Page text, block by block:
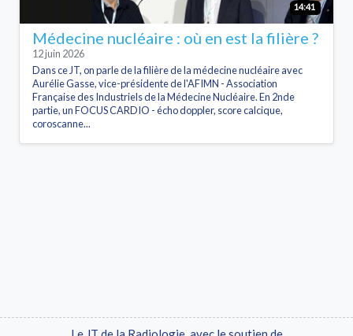
14:41
Médecine nucléaire : où en est la filière ?
12 juin 2026
Dans ce JT, on parle de la filière de la médecine nucléaire avec
Aurélie Gasse, vice-présidente de l'AFIMN - Association
Française des Industriels de la Médecine Nucléaire. En 2nde
partie, un FOCUS CARDIO - écho doppler, score calcique,
coroscanne...